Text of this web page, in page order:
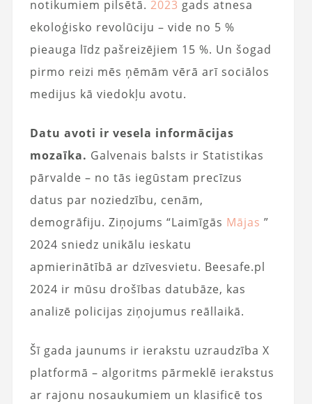
notikumiem pilsētā. 2023 gads atnesa
ekoloģisko revolūciju – vide no 5 %
pieauga līdz pašreizējiem 15 %. Un šogad
pirmo reizi mēs ņēmām vērā arī sociālos
medijus kā viedokļu avotu.
Datu avoti ir vesela informācijas
mozaīka. Galvenais balsts ir Statistikas
pārvalde – no tās iegūstam precīzus
datus par noziedzību, cenām,
demogrāfiju. Ziņojums “Laimīgās Mājas ”
2024 sniedz unikālu ieskatu
apmierinātībā ar dzīvesvietu. Beesafe.pl
2024 ir mūsu drošības datubāze, kas
analizē policijas ziņojumus reāllaikā.
Šī gada jaunums ir ierakstu uzraudzība X
platformā – algoritms pārmeklē ierakstus
ar rajonu nosaukumiem un klasificē tos